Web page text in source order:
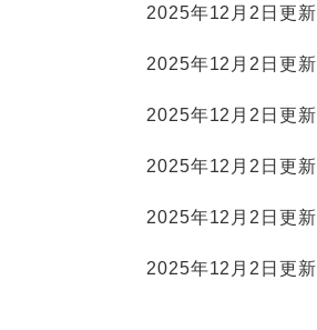
2025年12月2日更新
2025年12月2日更新
2025年12月2日更新
2025年12月2日更新
2025年12月2日更新
2025年12月2日更新